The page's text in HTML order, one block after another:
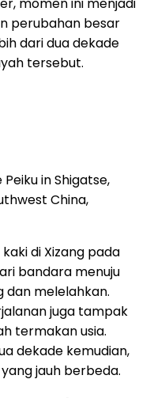
perubahan besar
dari dua dekade
tersebut.
in Shigatse,
China,
di Xizang pada
bandara menuju
dan melelahkan.
juga tampak
termakan usia.
dekade kemudian,
jauh berbeda.